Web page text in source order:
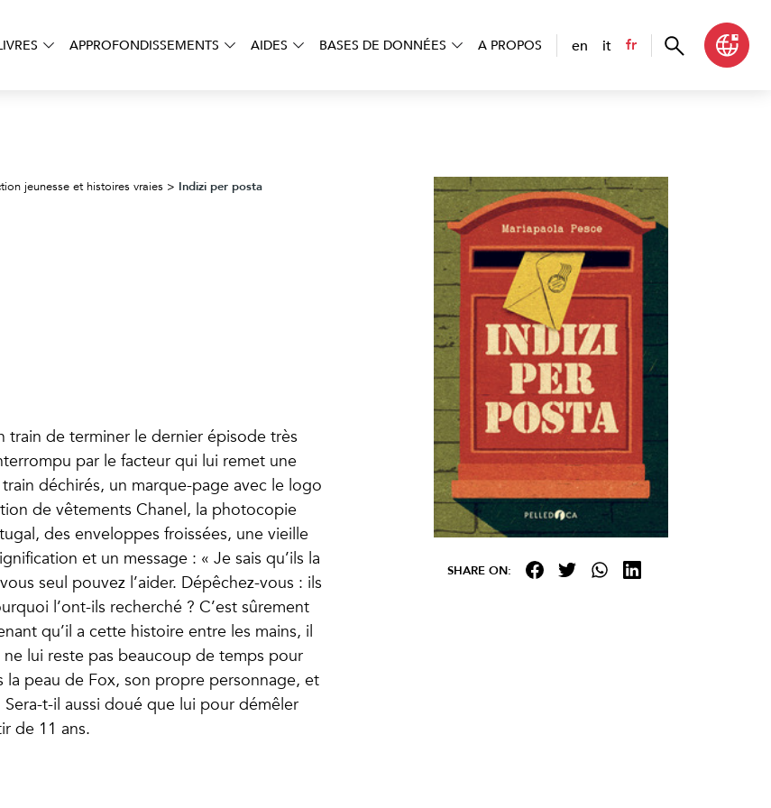
APPROFONDISSEMENTS AIDES BASES DE DONNÉES A PROPOS en it fr
jeunesse et histoires vraies > Indizi per posta
train de terminer le dernier épisode très
par le facteur qui lui remet une
déchirés, un marque-page avec le logo
de vêtements Chanel, la photocopie
des enveloppes froissées, une vieille
et un message : « Je sais qu’ils la
seul pouvez l’aider. Dépêchez-vous : ils
l’ont-ils recherché ? C’est sûrement
qu’il a cette histoire entre les mains, il
ne lui reste pas beaucoup de temps pour
la peau de Fox, son propre personnage, et
t-il aussi doué que lui pour démêler
de 11 ans.
SHARE ON: